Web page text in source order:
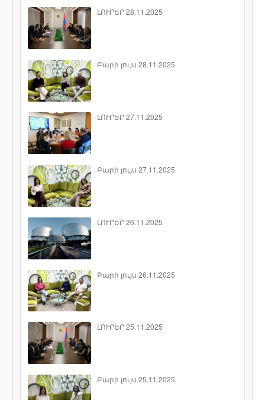
ԼՈՒՐԵՐ 28.11.2025
Բարի լույս 28.11.2025
ԼՈՒՐԵՐ 27.11.2025
Բարի լույս 27.11.2025
ԼՈՒՐԵՐ 26.11.2025
Բարի լույս 26.11.2025
ԼՈՒՐԵՐ 25.11.2025
Բարի լույս 25.11.2025